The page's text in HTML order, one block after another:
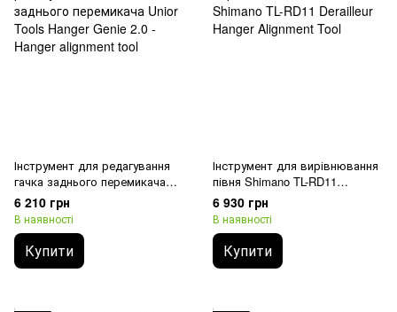
Інструмент для редагування
гачка заднього перемикача
Unior Tools Hanger Genie 2.0 -
Hanger alignment tool
6 210 грн
В наявності
Купити
Інструмент для вирівнювання
півня Shimano TL-RD11
Derailleur Hanger Alignment Tool
6 930 грн
В наявності
Купити